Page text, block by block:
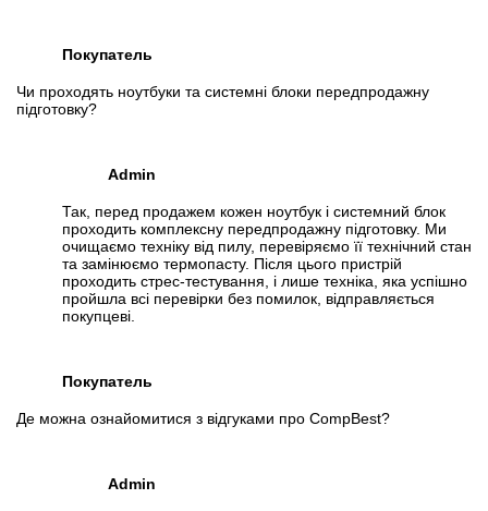
Покупатель
Чи проходять ноутбуки та системні блоки передпродажну
підготовку?
Admin
Так, перед продажем кожен ноутбук і системний блок
проходить комплексну передпродажну підготовку. Ми
очищаємо техніку від пилу, перевіряємо її технічний стан
та замінюємо термопасту. Після цього пристрій
проходить стрес-тестування, і лише техніка, яка успішно
пройшла всі перевірки без помилок, відправляється
покупцеві.
Покупатель
Де можна ознайомитися з відгуками про CompBest?
Admin